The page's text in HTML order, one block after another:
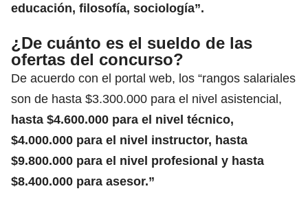
educación, filosofía, sociología”.
¿De cuánto es el sueldo de las
ofertas del concurso?
De acuerdo con el portal web, los “rangos salariales
son de hasta $3.300.000 para el nivel asistencial,
hasta $4.600.000 para el nivel técnico,
$4.000.000 para el nivel instructor, hasta
$9.800.000 para el nivel profesional y hasta
$8.400.000 para asesor.”